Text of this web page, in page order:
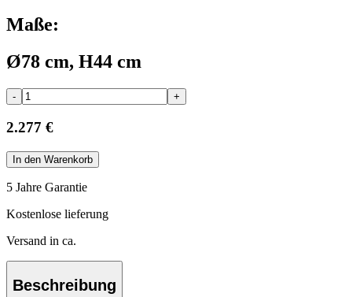
Maße:
Ø78 cm, H44 cm
- +
2.277 €
In den Warenkorb
5 Jahre Garantie
Kostenlose lieferung
Versand in ca.
Beschreibung